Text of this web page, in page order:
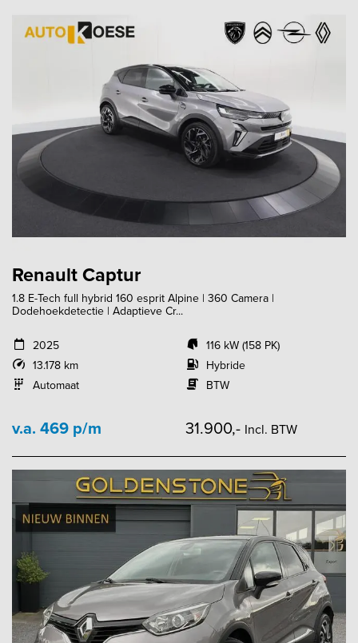
Renault Captur
1.8 E-Tech full hybrid 160 esprit Alpine | 360 Camera |
Dodehoekdetectie | Adaptieve Cr...
2025
13.178 km
Automaat
116 kW (158 PK)
Hybride
BTW
v.a. 469 p/m 31.900,- Incl. BTW